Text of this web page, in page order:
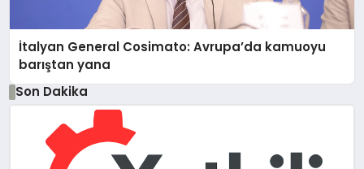
İtalyan General Cosimato: Avrupa’da kamuoyu
barıştan yana
Son Dakika